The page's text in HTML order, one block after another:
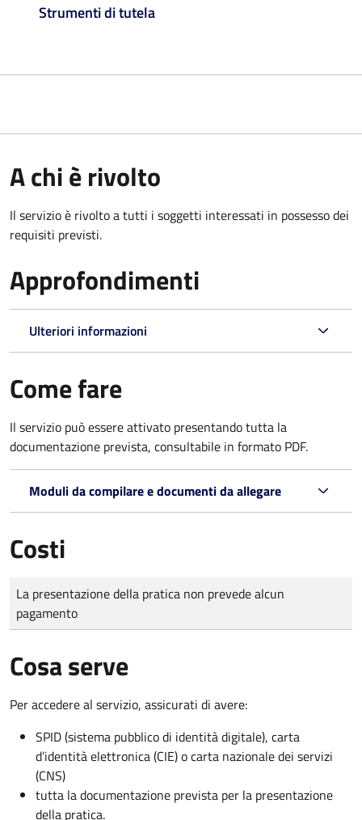
Strumenti di tutela
A chi è rivolto
Il servizio è rivolto a tutti i soggetti interessati in possesso dei
requisiti previsti.
Approfondimenti
Ulteriori informazioni
Come fare
Il servizio può essere attivato presentando tutta la
documentazione prevista, consultabile in formato PDF.
Moduli da compilare e documenti da allegare
Costi
Tipo di pagamento
Importo
La presentazione della pratica non prevede alcun
pagamento
Cosa serve
Per accedere al servizio, assicurati di avere:
SPID (sistema pubblico di identità digitale), carta
d’identità elettronica (CIE) o carta nazionale dei servizi
(CNS)
tutta la documentazione prevista per la presentazione
della pratica.